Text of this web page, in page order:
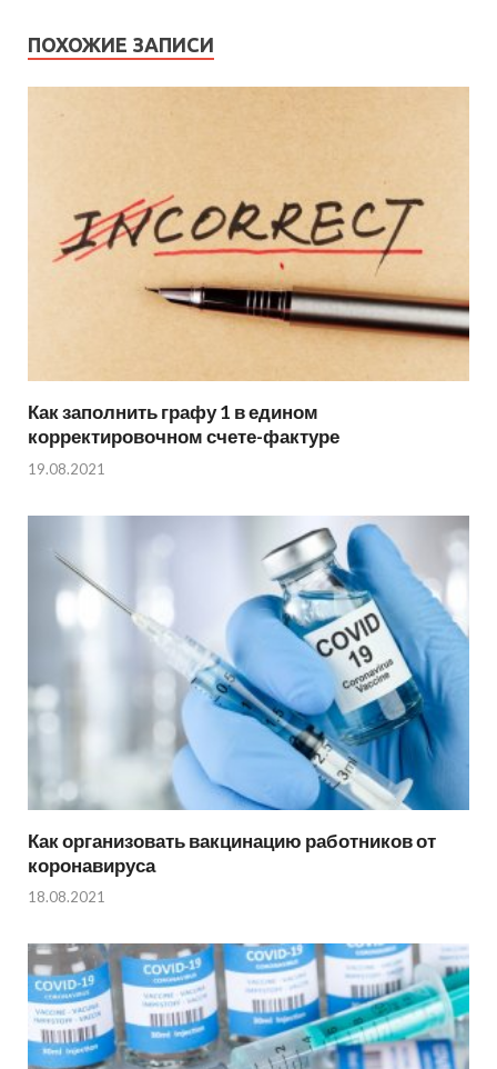
ПОХОЖИЕ ЗАПИСИ
Как заполнить графу 1 в едином
корректировочном счете-фактуре
19.08.2021
Как организовать вакцинацию работников от
коронавируса
18.08.2021